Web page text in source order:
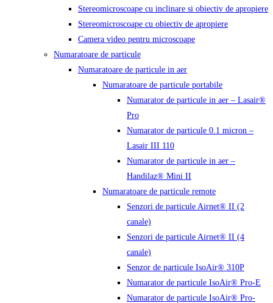
Stereomicroscoape cu inclinare si obiectiv de apropiere
Stereomicroscoape cu obiectiv de apropiere
Camera video pentru microscoape
Numaratoare de particule
Numaratoare de particule in aer
Numaratoare de particule portabile
Numarator de particule in aer – Lasair®
Pro
Numarator de particule 0.1 micron –
Lasair III 110
Numarator de particule in aer –
Handilaz® Mini II
Numaratoare de particule remote
Senzori de particule Airnet® II (2
canale)
Senzori de particule Airnet® II (4
canale)
Senzor de particule IsoAir® 310P
Numarator de particule IsoAir® Pro-E
Numarator de particule IsoAir® Pro-